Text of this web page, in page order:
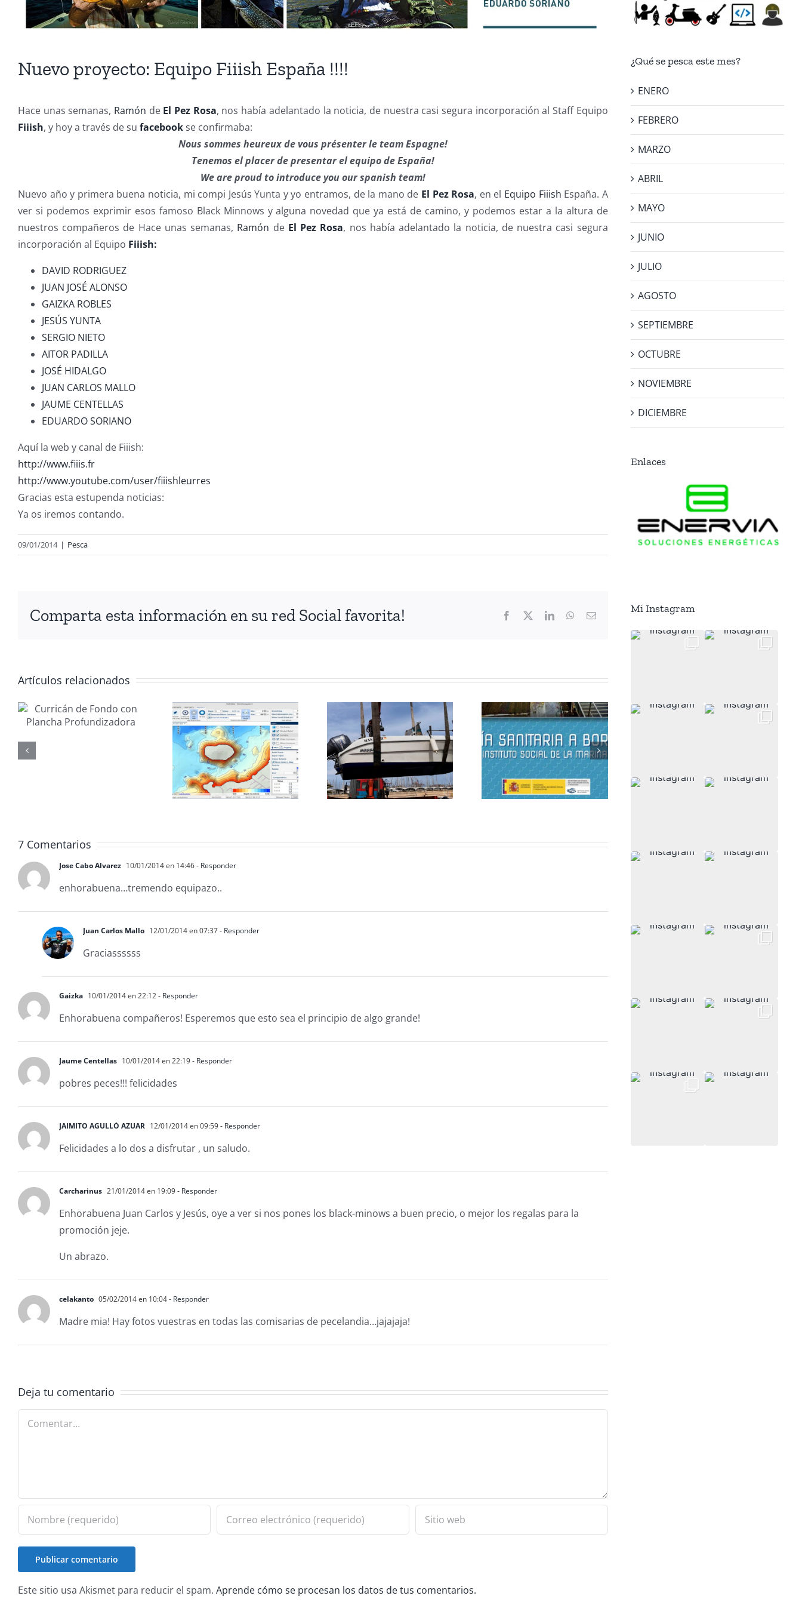
Nuevo proyecto: Equipo Fiiish España !!!!
Hace unas semanas, Ramón de El Pez Rosa, nos había adelantado la noticia, de nuestra casi segura incorporación al Staff Equipo
Fiiish, y hoy a través de su facebookse confirmaba:
Nous sommes heureux de vous présenter le team Espagne!
Tenemos el placer de presentar el equipo de España!
We are proud to introduce you our spanish team!
Nuevo año y primera buena noticia, mi compi Jesús Yunta y yo entramos, de la mano de El Pez Rosa, en el Equipo Fiiish España. A
ver si podemos exprimir esos famoso Black Minnows y alguna novedad que ya está de camino, y podemos estar a la altura de
nuestros compañeros de Hace unas semanas, Ramón de El Pez Rosa, nos había adelantado la noticia, de nuestra casi segura
incorporación al Equipo Fiiish:
DAVID RODRIGUEZ
JUAN JOSÉ ALONSO
GAIZKA ROBLES
JESÚS YUNTA
SERGIO NIETO
AITOR PADILLA
JOSÉ HIDALGO
JUAN CARLOS MALLO
JAUME CENTELLAS
EDUARDO SORIANO
Aquí la web y canal de Fiiish:
http://www.fiiis.fr
http://www.youtube.com/user/fiiishleurres
Gracias esta estupenda noticias:
Ya os iremos contando.
09/01/2014 | Pesca
Comparta esta información en su red Social favorita! Facebook
X LinkedInWhatsApp
Correo
Artículos relacionados
Gestionar
Nuevo
Fueraborda
Yamaha
F50FETL
Guía
sanitaria a
bordo
7 Comentarios
Jose Cabo Alvarez 10/01/2014 en 14:46- Responder
enhorabuena…tremendo equipazo..
Juan Carlos Mallo 12/01/2014 en 07:37- Responder
Graciassssss
Gaizka 10/01/2014 en 22:12- Responder
Enhorabuena compañeros! Esperemos que esto sea el principio de algo grande!
Jaume Centellas 10/01/2014 en 22:19- Responder
pobres peces!!! felicidades
JAIMITO AGULLÓ AZUAR 12/01/2014 en 09:59- Responder
Felicidades a lo dos a disfrutar , un saludo.
Carcharinus 21/01/2014 en 19:09- Responder
Enhorabuena Juan Carlos y Jesús, oye a ver si nos pones los black-minows a buen precio, o mejor los regalas para la
promoción jeje.
Un abrazo.
celakanto 05/02/2014 en 10:04- Responder
Madre mia! Hay fotos vuestras en todas las comisarias de pecelandia…jajajaja!
Deja tu comentario
Comentar
Este sitio usa Akismet para reducir el spam. Aprende cómo se procesan los datos de tus comentarios.
¿Qué se pesca este mes?
ENERO
FEBRERO
MARZO
ABRIL
MAYO
JUNIO
JULIO
AGOSTO
SEPTIEMBRE
OCTUBRE
NOVIEMBRE
DICIEMBRE
Enlaces
Mi Instagram